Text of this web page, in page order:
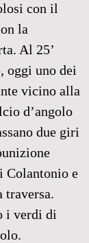
con il
la
Al 25’
oggi uno dei
vicino alla
d’angolo
due giri
Colantonio e
i verdi di